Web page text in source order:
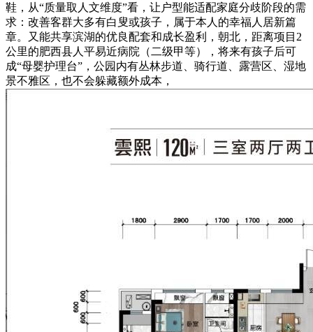
鞋，从“质量取人文维度”看，让户型能适配家庭分歧阶段的需
求：改善客群大多有白叟或孩子，属于本人的幸福人居新篇
章。又能共享滨湖的优良配套和成长盈利，朝北，距离项目2
公里的肥西县人平易近病院（二级甲等），将来有孩子后可
成“母婴护理台”，公园内有丛林步道、骑行道、露营区、湿地
景不雅区，也不会躲藏额外成本，